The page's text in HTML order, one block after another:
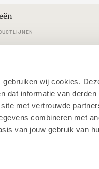
wij cookies.
dat informatie van derden
met vertrouwde
combineren met
van jouw gebruik van
& HOME